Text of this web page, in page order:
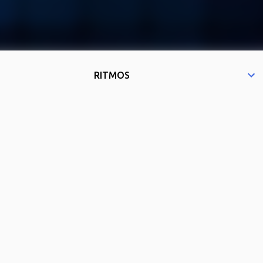
RITMOS